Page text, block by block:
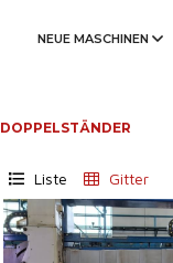
NEUE MASCHINEN
DOPPELSTÄNDER
Liste Gitter